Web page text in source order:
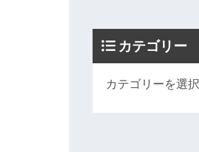
カテゴリー